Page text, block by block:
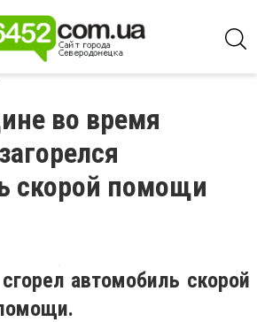
во время
скорой помощи
автомобиль скорой